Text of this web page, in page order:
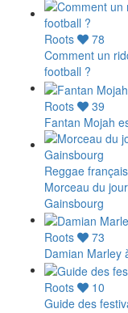
Roots
78
Comment un
football ?
Roots
39
Fantan Mojah
Reggae français
Morceau du
Gainsbourg
Roots
73
Damian Marley
Roots
10
Guide des